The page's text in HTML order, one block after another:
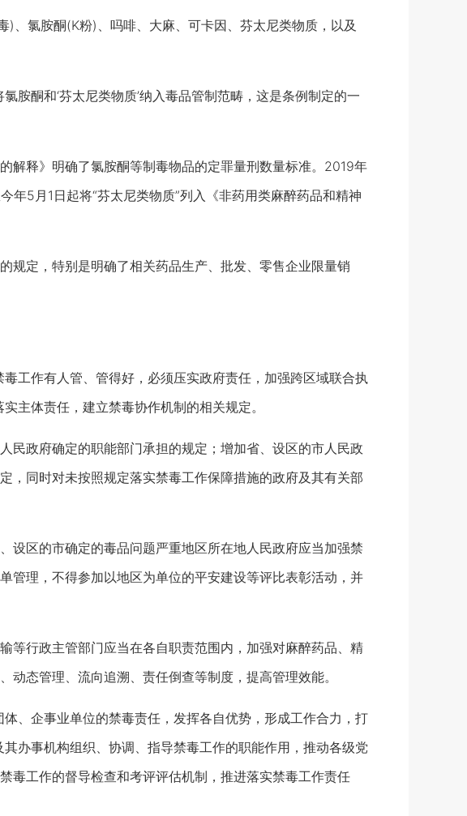
氯胺酮(K粉)、吗啡、大麻、可卡因、芬太尼类物质，以及
酮和‘芬太尼类物质’纳入毒品管制范畴，这是条例制定的一
释》明确了氯胺酮等制毒物品的定罪量刑数量标准。2019年
5月1日起将“芬太尼类物质”列入《非药用类麻醉药品和精神
定，特别是明确了相关药品生产、批发、零售企业限量销
作有人管、管得好，必须压实政府责任，加强跨区域联合执
主体责任，建立禁毒协作机制的相关规定。
政府确定的职能部门承担的规定；增加省、设区的市人民政
，同时对未按照规定落实禁毒工作保障措施的政府及其有关部
区的市确定的毒品问题严重地区所在地人民政府应当加强禁
管理，不得参加以地区为单位的平安建设等评比表彰活动，并
行政主管部门应当在各自职责范围内，加强对麻醉药品、精
态管理、流向追溯、责任倒查等制度，提高管理效能。
企事业单位的禁毒责任，发挥各自优势，形成工作合力，打
办事机构组织、协调、指导禁毒工作的职能作用，推动各级党
毒工作的督导检查和考评评估机制，推进落实禁毒工作责任